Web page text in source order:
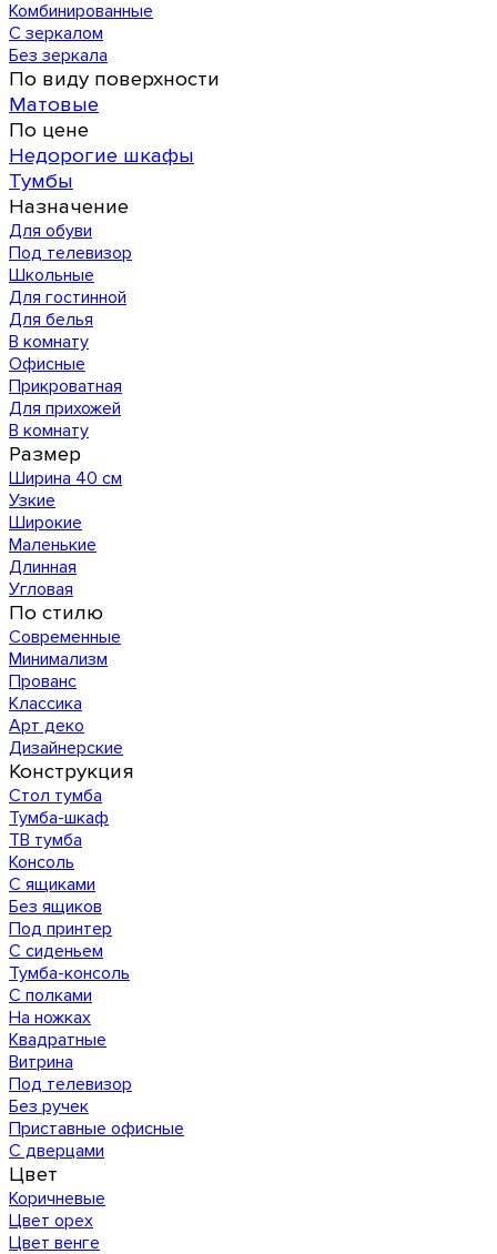
Комбинированные
С зеркалом
Без зеркала
По виду поверхности
Матовые
По цене
Недорогие шкафы
Тумбы
Назначение
Для обуви
Под телевизор
Школьные
Для гостинной
Для белья
В комнату
Офисные
Прикроватная
Для прихожей
В комнату
Размер
Ширина 40 см
Узкие
Широкие
Маленькие
Длинная
Угловая
По стилю
Современные
Минимализм
Прованс
Классика
Арт деко
Дизайнерские
Конструкция
Стол тумба
Тумба-шкаф
ТВ тумба
Консоль
С ящиками
Без ящиков
Под принтер
С сиденьем
Тумба-консоль
С полками
На ножках
Квадратные
Витрина
Под телевизор
Без ручек
Приставные офисные
С дверцами
Цвет
Коричневые
Цвет орех
Цвет венге